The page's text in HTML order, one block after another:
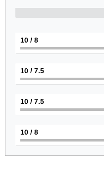
8
/ 10
7.5
/ 10
7.5
/ 10
8
/ 10